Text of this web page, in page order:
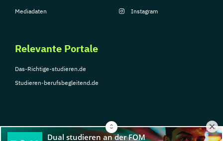
Mediadaten
Relevante Portale
Das-Richtige-studieren.de
Studieren-berufsbegleitend.de
Instagram